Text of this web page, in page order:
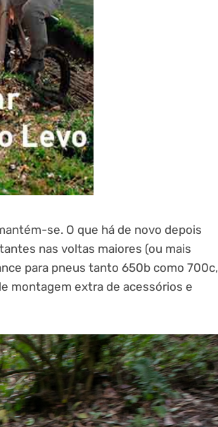
se. O que há de novo depois
nas voltas maiores (ou mais
para pneus tanto 650b como 700c,
montagem extra de acessórios e